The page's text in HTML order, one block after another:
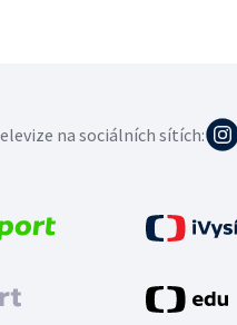
na sociálních sítích: